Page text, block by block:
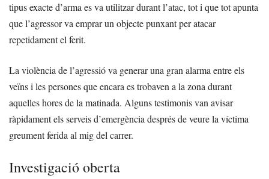
tipus exacte d’arma es va utilitzar durant l’atac, tot i que tot apunta
que l’agressor va emprar un objecte punxant per atacar
repetidament el ferit.
La violència de l’agressió va generar una gran alarma entre els
veïns i les persones que encara es trobaven a la zona durant
aquelles hores de la matinada. Alguns testimonis van avisar
ràpidament els serveis d’emergència després de veure la víctima
greument ferida al mig del carrer.
Investigació oberta